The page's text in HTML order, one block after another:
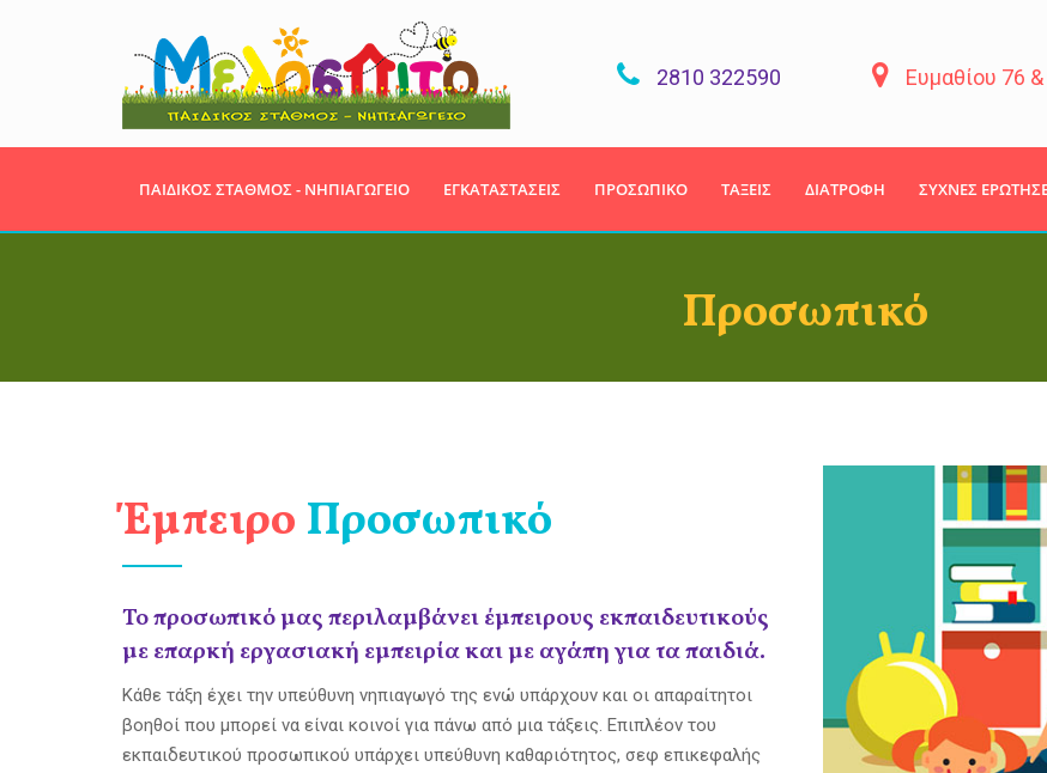
2810 322590 Ευμαθίου 76
ΠΑΙΔΙΚΟΣ ΣΤΑΘΜΟΣ - ΝΗΠΙΑΓΩΓΕΙΟ ΕΓΚΑΤΑΣΤΑΣΕΙΣ ΠΡΟΣΩΠΙΚΟ ΤΑΞΕΙΣ ΔΙΑΤΡΟΦΗ ΣΥΧΝΕΣ
Προσωπικό
Έμπειρο Προσωπικό
Το προσωπικό μας περιλαμβάνει έμπειρους εκπαιδευτικούς
με επαρκή εργασιακή εμπειρία και με αγάπη για τα παιδιά.
Κάθε τάξη έχει την υπεύθυνη νηπιαγωγό της ενώ υπάρχουν και οι απαραίτητοι
βοηθοί που μπορεί να είναι κοινοί για πάνω από μια τάξεις. Επιπλέον του
εκπαιδευτικού προσωπικού υπάρχει υπεύθυνη καθαριότητος, σεφ επικεφαλής